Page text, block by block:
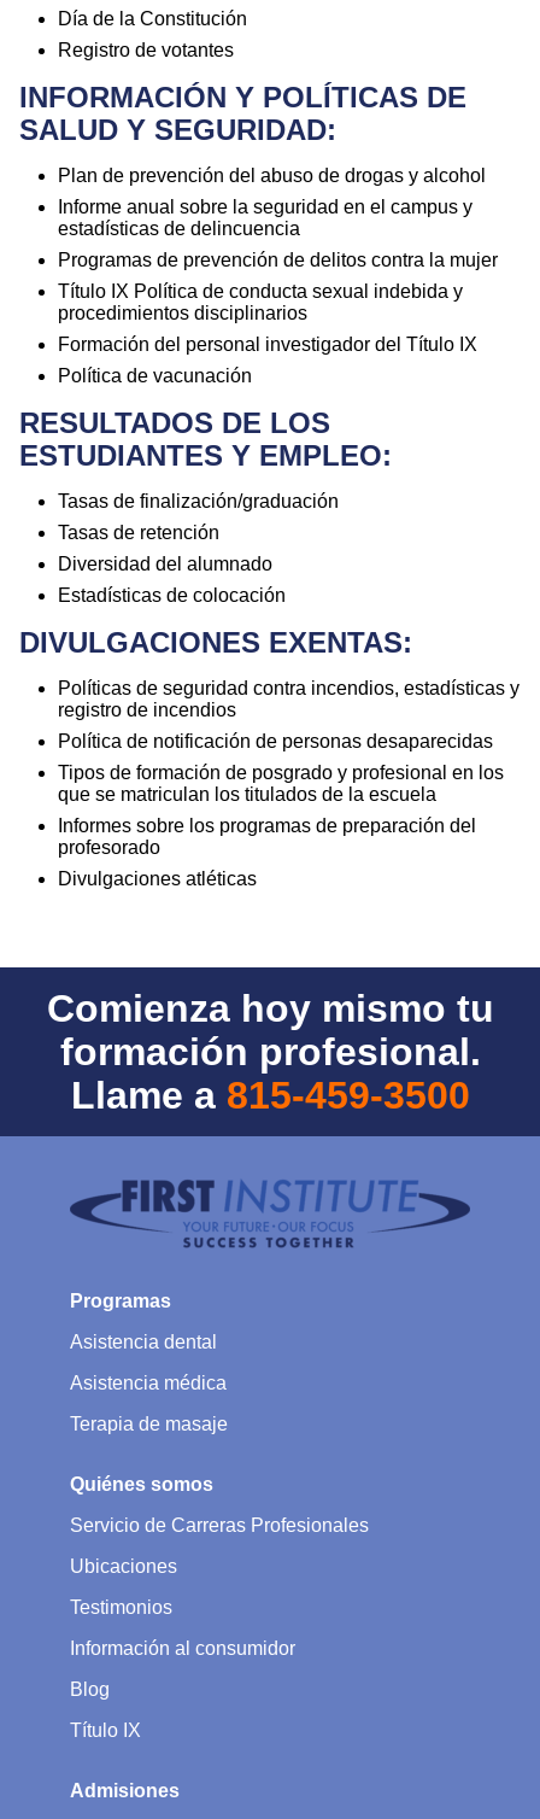
Día de la Constitución
Registro de votantes
INFORMACIÓN Y POLÍTICAS DE
SALUD Y SEGURIDAD:
Plan de prevención del abuso de drogas y alcohol
Informe anual sobre la seguridad en el campus y
estadísticas de delincuencia
Programas de prevención de delitos contra la mujer
Título IX Política de conducta sexual indebida y
procedimientos disciplinarios
Formación del personal investigador del Título IX
Política de vacunación
RESULTADOS DE LOS
ESTUDIANTES Y EMPLEO:
Tasas de finalización/graduación
Tasas de retención
Diversidad del alumnado
Estadísticas de colocación
DIVULGACIONES EXENTAS:
Políticas de seguridad contra incendios, estadísticas y
registro de incendios
Política de notificación de personas desaparecidas
Tipos de formación de posgrado y profesional en los
que se matriculan los titulados de la escuela
Informes sobre los programas de preparación del
profesorado
Divulgaciones atléticas
Comienza hoy mismo tu
formación profesional.
Llame a 815-459-3500
Programas
Asistencia dental
Asistencia médica
Terapia de masaje
Quiénes somos
Servicio de Carreras Profesionales
Ubicaciones
Testimonios
Información al consumidor
Blog
Título IX
Admisiones